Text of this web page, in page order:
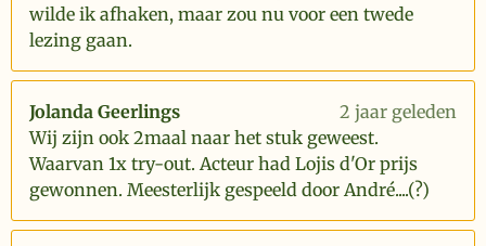
wilde ik afhaken, maar zou nu voor een twede
lezing gaan.
Jolanda Geerlings
2 jaar geleden
Wij zijn ook 2maal naar het stuk geweest.
Waarvan 1x try-out. Acteur had Lojis d'Or prijs
gewonnen. Meesterlijk gespeeld door André....(?)